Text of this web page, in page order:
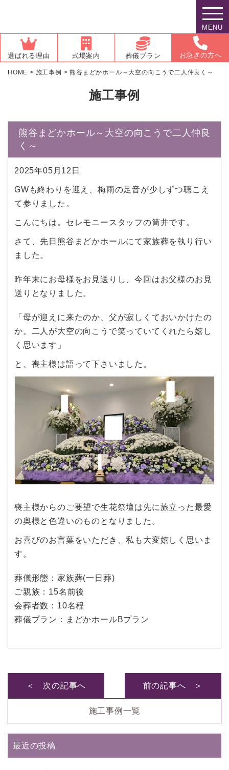
MENU
選ばれる理由 式場案内 葬儀プラン お急ぎの方へ
HOME > 施工事例 >熊谷まどかホール～大空の向こうで二人仲良く～
施工事例
熊谷まどかホール～大空の向こうで二人仲良
く～
2025年05月12日
GWも終わりを迎え、梅雨の足音が少しずつ聴こえ
て参りました。
こんにちは。セレモニースタッフの筒井です。
さて、先日熊谷まどかホールにて家族葬を執り行い
ました。
昨年末にお母様をお見送りし、今回はお父様のお見
送りとなりました。
「母が迎えに来たのか、父が寂しくておいかけたの
か。二人が大空の向こうで笑っていてくれたら嬉し
く思います」
と、喪主様は語って下さいました。
喪主様からのご要望で生花祭壇は先に旅立った最愛
の奥様と色違いのものとなりました。
お喜びのお言葉をいただき、私も大変嬉しく思いま
す。
葬儀形態：家族葬(一日葬)
ご親族：15名前後
会葬者数：10名程
葬儀プラン：まどかホールBプラン
＜ 次の記事へ
施工事例一覧
前の記事へ ＞
最近の投稿